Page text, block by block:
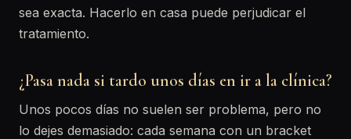
sea exacta. Hacerlo en casa puede perjudicar el
tratamiento.
¿Pasa nada si tardo unos días en ir a la clínica?
Unos pocos días no suelen ser problema, pero no
lo dejes demasiado: cada semana con un bracket